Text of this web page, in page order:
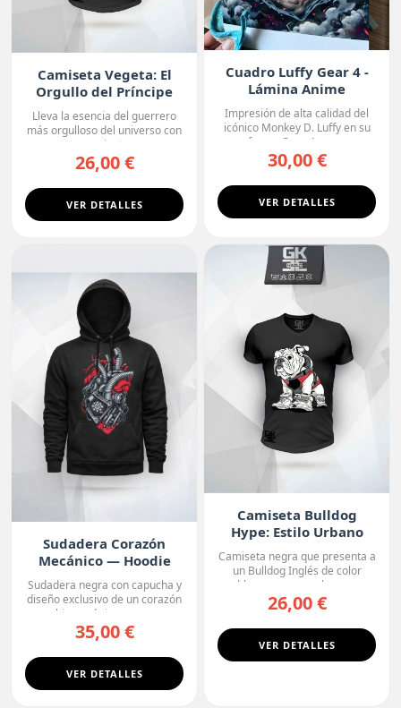
Camiseta Vegeta: El
Orgullo del Príncipe
Lleva la esencia del guerrero
más orgulloso del universo con
esta camiseta ne...
26,00 €
VER DETALLES
Cuadro Luffy Gear 4 -
Lámina Anime
Premium
Impresión de alta calidad del
icónico Monkey D. Luffy en su
forma Gear 4, con...
30,00 €
VER DETALLES
Sudadera Corazón
Mecánico — Hoodie
Sudadera negra con capucha y
diseño exclusivo de un corazón
biomecánico, con ...
35,00 €
VER DETALLES
Camiseta Bulldog
Hype: Estilo Urbano
Camiseta negra que presenta a
un Bulldog Inglés de color
blanco con manchas o...
26,00 €
VER DETALLES